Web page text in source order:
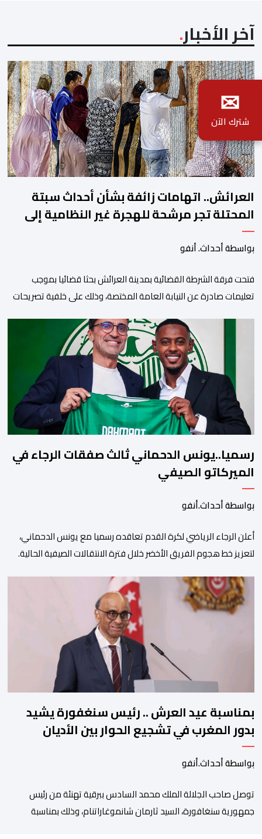
آخر الأخبار
العرائش.. اتهامات زائفة بشأن أحداث سبتة
المحتلة تجر مرشحة للهجرة غير النظامية إلى
القضاء
بواسطة أحداث. أنفو
فتحت فرقة الشرطة القضائية بمدينة العرائش بحثا قضائيا بموجب
تعليمات صادرة عن النيابة العامة المختصة، وذلك على خلفية تصريحات
وأعادت تداولها حسابات على شبكات التواصل الاجتماعي. وكانت
السيدة المذكورة قد صرحت بمعطيات مضللة، واتهامات كيدية، تدعي
فيها بأن جهات رسمية هي من فتحت الحدود في […]
رسميا..يونس الدحماني ثالث صفقات الرجاء في
الميركاتو الصيفي
بواسطة أحداث.أنفو
أعلن الرجاء الرياضي لكرة القدم تعاقده رسميا مع يونس الدحماني،
لتعزيز خط هجوم الفريق الأخضر خلال فترة الانتقالات الصيفية الحالية. ​
حيث يعول عليه الطاقم التقني للرجاء لتقديم الإضافة المرجوة في
المسابقات المحلية والقارية المقبلة. ​وجاء هذا التعاقد بعد أداء لافت
قدمه اللاعب برفقة اتحاد […]
بمناسبة عيد العرش .. رئيس سنغفورة يشيد
بدور المغرب في تشجيع الحوار بين الأديان
بواسطة أحداث.أنفو
توصل صاحب الجلالة الملك محمد السادس ببرقية تهنئة من رئيس
جمهورية سنغافورة، السيد ثارمان شانموغاراتنام، وذلك بمناسبة
✉
شترك الآن